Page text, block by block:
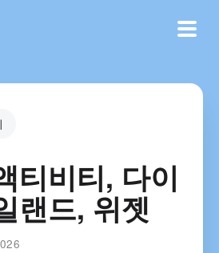
티비티, 다이
랜드, 위젯